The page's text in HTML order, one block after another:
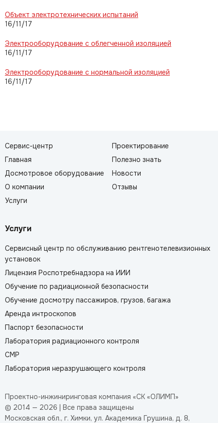
Объект электротехнических испытаний
16/11/17
Электрооборудование с облегченной изоляцией
16/11/17
Электрооборудование с нормальной изоляцией
16/11/17
Сервис-центр
Главная
Досмотровое оборудование
О компании
Услуги
Проектирование
Полезно знать
Новости
Отзывы
Услуги
Сервисный центр по обслуживанию рентгенотелевизионных
установок
Лицензия Роспотребнадзора на ИИИ
Обучение по радиационной безопасности
Обучение досмотру пассажиров, грузов, багажа
Аренда интроскопов
Паспорт безопасности
Лаборатория радиационного контроля
СМР
Лаборатория неразрушающего контроля
Проектно-инжиниринговая компания «СК «ОЛИМП»
© 2014 — 2026 | Все права защищены
Московская обл., г. Химки, ул. Академика Грушина, д. 8,